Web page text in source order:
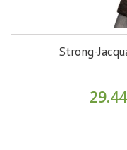
Strong-